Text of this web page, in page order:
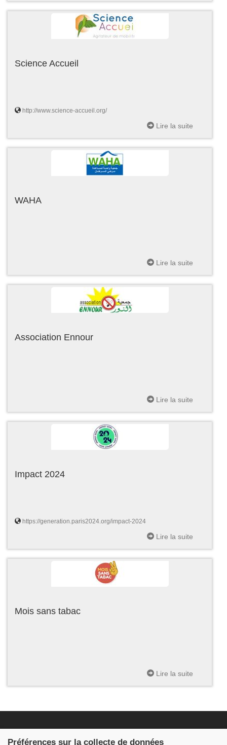
Science Accueil
http://www.science-accueil.org/
Lire la suite
WAHA
Lire la suite
Association Ennour
Lire la suite
Impact 2024
https://generation.paris2024.org/impact-2024
Lire la suite
Mois sans tabac
Lire la suite
Préférences sur la collecte de données